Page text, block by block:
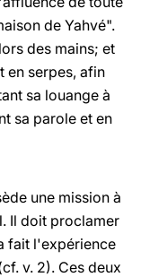
de Yahvé".
des mains; et
en serpes, afin
sa louange à
sa parole et en
une mission à
Il doit proclamer
fait l'expérience
v. 2). Ces deux